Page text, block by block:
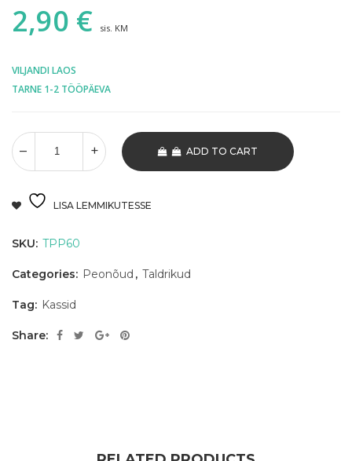
2,90 € sis. KM
VILJANDI LAOS
TARNE 1-2 TÖÖPÄEVA
ADD TO CART
LISA LEMMIKUTESSE
SKU: TPP60
Categories: Peonõud , Taldrikud
Tag: Kassid
Share: